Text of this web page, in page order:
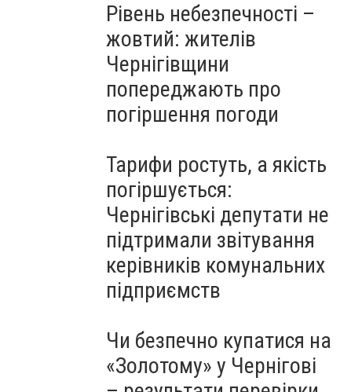
Рівень небезпечності –
жовтий: жителів
Чернігівщини
попереджають про
погіршення погоди
Тарифи ростуть, а якість
погіршується:
Чернігівські депутати не
підтримали звітування
керівників комунальних
підприємств
Чи безпечно купатися на
«Золотому» у Чернігові